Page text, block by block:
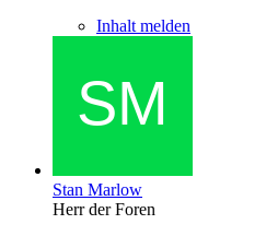
Inhalt melden
Stan Marlow
Herr der Foren